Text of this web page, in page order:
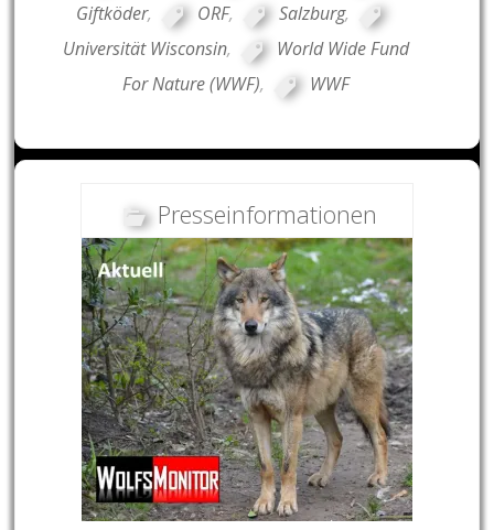
Giftköder, ORF, Salzburg,
Universität Wisconsin,
World Wide Fund
For Nature (WWF), WWF
Presseinformationen